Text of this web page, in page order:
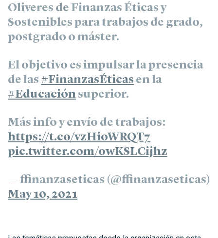
Oliveres de Finanzas Éticas y
Sostenibles para trabajos de grado,
postgrado o máster.
El objetivo es impulsar la presencia
de las #FinanzasÉticas en la
#Educación superior.
Más info y envío de trabajos:
https://t.co/vzHioWRQT7
pic.twitter.com/owKSLCijhz
— ffinanzaseticas (@ffinanzaseticas)
May 10, 2021